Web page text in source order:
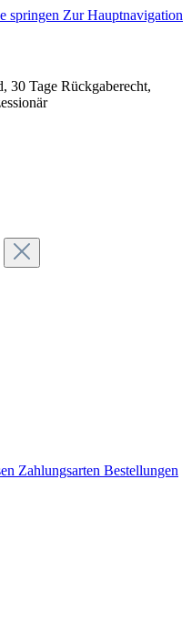
springen Zur Hauptnavigation
30 Tage Rückgaberecht,
Zahlungsarten Bestellungen